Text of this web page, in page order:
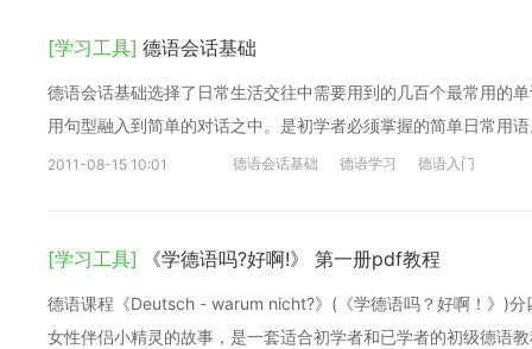
[学习工具] 德语会话基础
德语会话基础选择了日常生活交往中需要用到的几百个最常用的
用句型融入到简单的对话之中。是初学者必须掌握的简单日常用
2011-08-15 10:01 德语会话基础 德语学习 德语入门
[学习工具] 《学德语吗?好啊!》 第一册pdf教程
德语课程《Deutsch - warum nicht?》(《学德语吗？好啊！》)
女性伴侣小精灵的故事，是一套适合初学者和已学者的初级德语